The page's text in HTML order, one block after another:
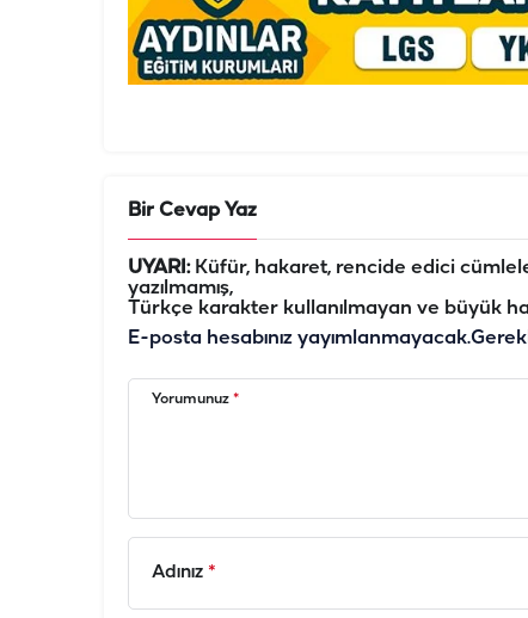
Bir Cevap Yaz
UYARI:Küfür, hakaret, rencide edici
yazılmamış,
Türkçe karakter kullanılmayan ve büyük
E-posta hesabınız yayımlanmayacak.
Yorumunuz *
Adınız *